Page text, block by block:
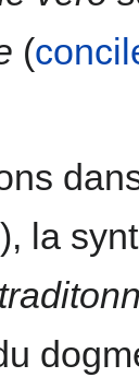
(
), la